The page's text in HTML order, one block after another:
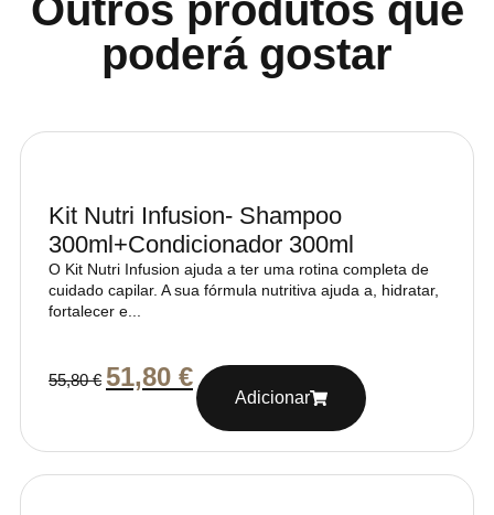
poderá gostar
Kit Nutri Infusion- Shampoo
300ml+Condicionador 300ml
O Kit Nutri Infusion ajuda a ter uma rotina completa de
cuidado capilar. A sua fórmula nutritiva ajuda a, hidratar,
fortalecer e...
55,80€ 51,80 €
Adicionar